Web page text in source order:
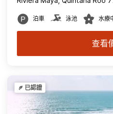
泊車 泳池 水療
查看
已認證